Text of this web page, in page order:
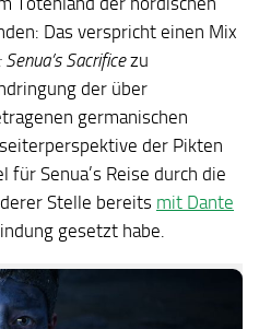
Das verspricht einen Mix
Sacrificezu
der über
germanischen
der Pikten
Senua’s Reise durch die
Stelle bereits mit Dante
gesetzt habe.